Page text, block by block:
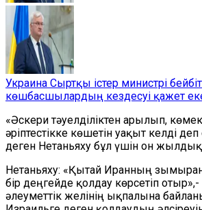
Украина Сыртқы істер министрі
көшбасшылардың кездесуі қажет
«Әскери тәуелділіктен арылып,
әріптестікке көшетін уақыт келді
деген Нетаньяху бұл үшін он
Нетаньяху: «Қытай Иранның зымыран
бір деңгейде қолдау көрсетіп
әлеуметтік желінің ықпалына